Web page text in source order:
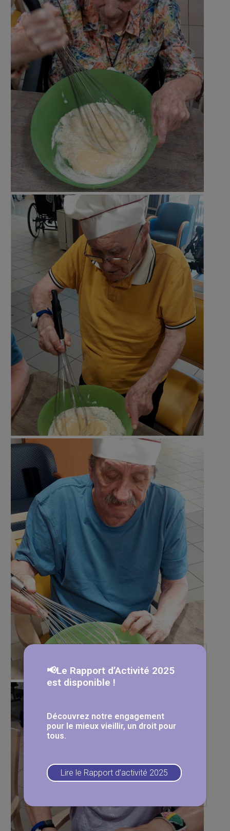
📢Le Rapport d’Activité 2025
est disponible !
Découvrez notre engagement
pour le mieux vieillir, un droit pour
tous.
Lire le Rapport d’activité 2025